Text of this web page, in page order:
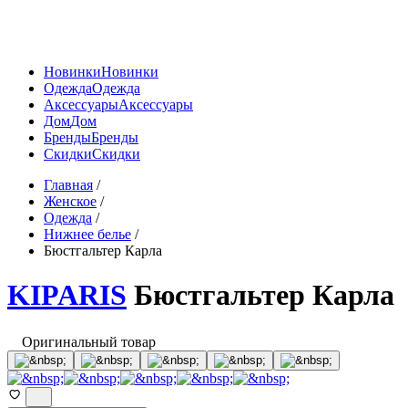
НовинкиНовинки
ОдеждаОдежда
АксессуарыАксессуары
ДомДом
БрендыБренды
СкидкиСкидки
Главная /
Женское /
Одежда /
Нижнее белье /
Бюстгальтер Карла
KIPARIS Бюстгальтер Карла
Оригинальный товар